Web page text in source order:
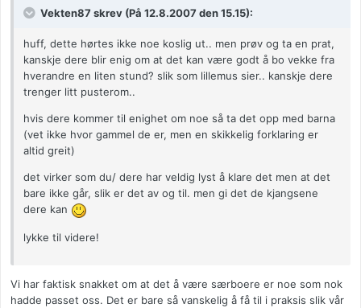
Vekten87 skrev (På 12.8.2007 den 15.15):
huff, dette hørtes ikke noe koslig ut.. men prøv og ta en prat,
kanskje dere blir enig om at det kan være godt å bo vekke fra
hverandre en liten stund? slik som lillemus sier.. kanskje dere
trenger litt pusterom..
hvis dere kommer til enighet om noe så ta det opp med barna
(vet ikke hvor gammel de er, men en skikkelig forklaring er
altid greit)
det virker som du/ dere har veldig lyst å klare det men at det
bare ikke går, slik er det av og til. men gi det de kjangsene
dere kan
lykke til videre!
Vi har faktisk snakket om at det å være særboere er noe som nok
hadde passet oss. Det er bare så vanskelig å få til i praksis slik vår